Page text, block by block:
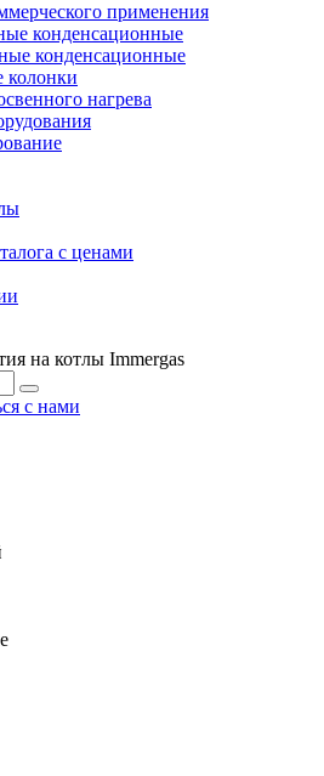
применения
конденсационные
конденсационные
колонки
нагрева
с ценами
на котлы Immergas
с нами